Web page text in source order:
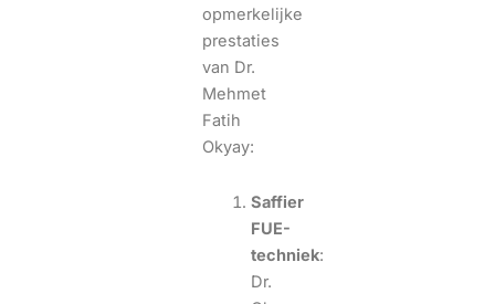
opmerkelijke
prestaties
van Dr.
Mehmet
Fatih
Okyay:
Saffier
FUE-
techniek:
Dr.